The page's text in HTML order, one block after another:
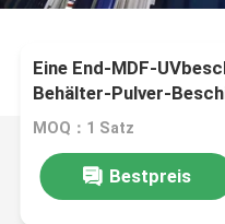
Eine End-MDF-
Behälter-Pulver-
MOQ：1 Satz
Bestpreis